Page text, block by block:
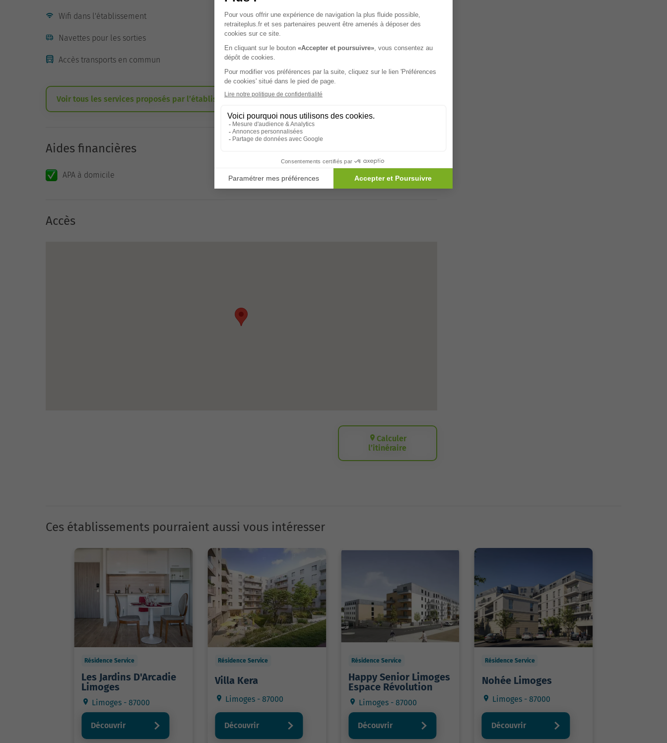
Wifi dans l'établissement Animations
Navettes pour les sorties Téléassistance
Accès transports en commun Animaux de compagnie acceptés
Voir tous les services proposés par l’établissement
Aides financières
APA à domicile
Accès
Calculer
l’itinéraire
Ces établissements pourraient aussi vous intéresser
Résidence Service
Les Jardins D'Arcadie
Limoges
Limoges - 87000
Découvrir
Résidence Service
Villa Kera
Limoges - 87000
Découvrir
Résidence Service
Happy Senior Limoges
Espace Révolution
Limoges - 87000
Découvrir
Résidence Service
Nohée Limoges
Limoges - 87000
Découvrir